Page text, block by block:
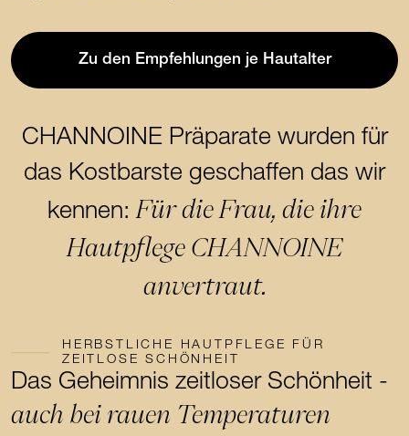
Zu den Empfehlungen je Hautalter
CHANNOINE Präparate wurden für
das Kostbarste geschaffen das wir
kennen:Für die Frau, die ihre
Hautpflege CHANNOINE
anvertraut.
HERBSTLICHE HAUTPFLEGE FÜR
ZEITLOSE SCHÖNHEIT
Das Geheimnis zeitloser Schönheit -
auch bei rauen Temperaturen